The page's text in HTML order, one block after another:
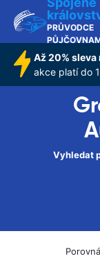
PRŮVODCE
Až 20%
akce platí do
Vyhledat